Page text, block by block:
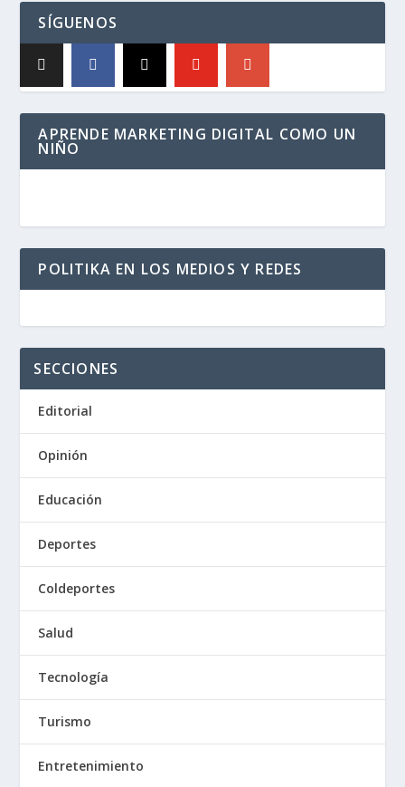
SÍGUENOS
APRENDE MARKETING DIGITAL COMO UN
NIÑO
POLITIKA EN LOS MEDIOS Y REDES
SECCIONES
Editorial
Opinión
Educación
Deportes
Coldeportes
Salud
Tecnología
Turismo
Entretenimiento